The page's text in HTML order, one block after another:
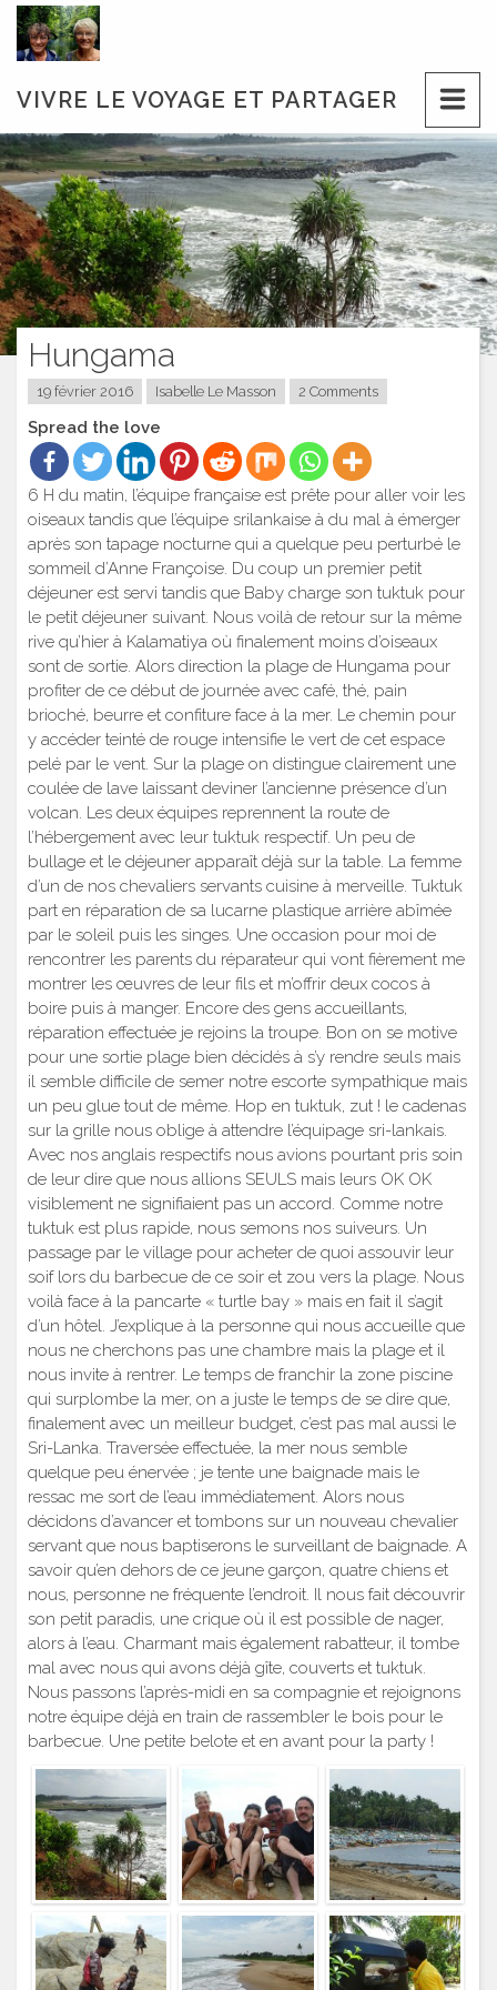
Skip
content
VIVRE LE VOYAGE ET PARTAGER
Hungama
19 février 2016 Isabelle Le Masson 2 Comments
Spread the love
6 H du matin, l’équipe française est prête pour aller voir les
oiseaux tandis que l’équipe srilankaise à du mal à émerger
après son tapage nocturne qui a quelque peu perturbé le
sommeil d’Anne Françoise. Du coup un premier petit
déjeuner est servi tandis que Baby charge son tuktuk pour
le petit déjeuner suivant. Nous voilà de retour sur la même
rive qu’hier à Kalamatiya où finalement moins d’oiseaux
sont de sortie. Alors direction la plage de Hungama pour
profiter de ce début de journée avec café, thé, pain
brioché, beurre et confiture face à la mer. Le chemin pour
y accéder teinté de rouge intensifie le vert de cet espace
pelé par le vent. Sur la plage on distingue clairement une
coulée de lave laissant deviner l’ancienne présence d’un
volcan. Les deux équipes reprennent la route de
l’hébergement avec leur tuktuk respectif. Un peu de
bullage et le déjeuner apparaît déjà sur la table. La femme
d’un de nos chevaliers servants cuisine à merveille. Tuktuk
part en réparation de sa lucarne plastique arrière abîmée
par le soleil puis les singes. Une occasion pour moi de
rencontrer les parents du réparateur qui vont fièrement me
montrer les œuvres de leur fils et m’offrir deux cocos à
boire puis à manger. Encore des gens accueillants,
réparation effectuée je rejoins la troupe. Bon on se motive
pour une sortie plage bien décidés à s’y rendre seuls mais
il semble difficile de semer notre escorte sympathique mais
un peu glue tout de même. Hop en tuktuk, zut ! le cadenas
sur la grille nous oblige à attendre l’équipage sri-lankais.
Avec nos anglais respectifs nous avions pourtant pris soin
de leur dire que nous allions SEULS mais leurs OK OK
visiblement ne signifiaient pas un accord. Comme notre
tuktuk est plus rapide, nous semons nos suiveurs. Un
passage par le village pour acheter de quoi assouvir leur
soif lors du barbecue de ce soir et zou vers la plage. Nous
voilà face à la pancarte « turtle bay » mais en fait il s’agit
d’un hôtel. J’explique à la personne qui nous accueille que
nous ne cherchons pas une chambre mais la plage et il
nous invite à rentrer. Le temps de franchir la zone piscine
qui surplombe la mer, on a juste le temps de se dire que,
finalement avec un meilleur budget, c’est pas mal aussi le
Sri-Lanka. Traversée effectuée, la mer nous semble
quelque peu énervée ; je tente une baignade mais le
ressac me sort de l’eau immédiatement. Alors nous
décidons d’avancer et tombons sur un nouveau chevalier
servant que nous baptiserons le surveillant de baignade. A
savoir qu’en dehors de ce jeune garçon, quatre chiens et
nous, personne ne fréquente l’endroit. Il nous fait découvrir
son petit paradis, une crique où il est possible de nager,
alors à l’eau. Charmant mais également rabatteur, il tombe
mal avec nous qui avons déjà gîte, couverts et tuktuk.
Nous passons l’après-midi en sa compagnie et rejoignons
notre équipe déjà en train de rassembler le bois pour le
barbecue. Une petite belote et en avant pour la party !